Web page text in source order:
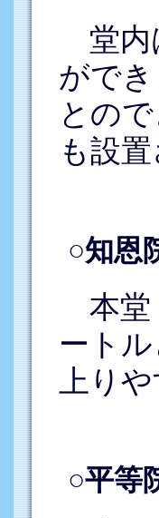
堂内
がで
との
も設
○知恩
本堂
ート
上り
○平等